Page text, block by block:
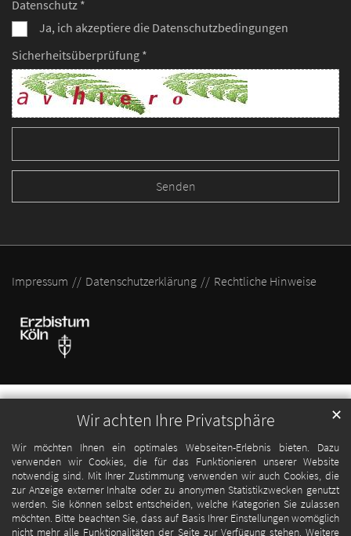
Wir achten Ihre Privatsphäre
Wir möchten Ihnen ein optimales Webseiten-Erlebnis bieten. Dazu
verwenden wir Cookies, die für das Funktionieren unserer Website
notwendig sind. Mit Ihrer Zustimmung verwenden wir auch Cookies, die
zur Anzeige externer Inhalte oder zu anonymen Statistikzwecken genutzt
werden. Sie können selbst entscheiden, welche Kategorien Sie zulassen
möchten. Bitte beachten Sie, dass auf Basis Ihrer Einstellungen womöglich
nicht mehr alle Funktionalitäten der Seite zur Verfügung stehen. Weitere
✕
Datenschutz *
Ja, ich akzeptiere die Datenschutzbedingungen
Sicherheitsüberprüfung *
Impressum Datenschutzerklärung Rechtliche Hinweise